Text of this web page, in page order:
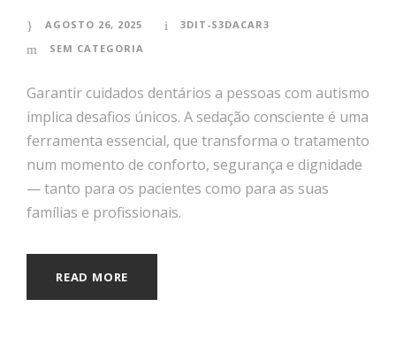
AGOSTO 26, 2025
3DIT-S3DACAR3
SEM CATEGORIA
Garantir cuidados dentários a pessoas com autismo
implica desafios únicos. A sedação consciente é uma
ferramenta essencial, que transforma o tratamento
num momento de conforto, segurança e dignidade
— tanto para os pacientes como para as suas
famílias e profissionais.
READ MORE